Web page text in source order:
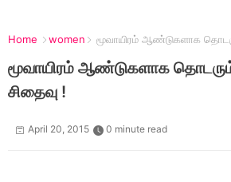
Home women மூவாயிரம் ஆண்டுகளாக
மூவாயிரம் ஆண்டுகளாக
சிதைவு !
April 20, 2015 0 minute read